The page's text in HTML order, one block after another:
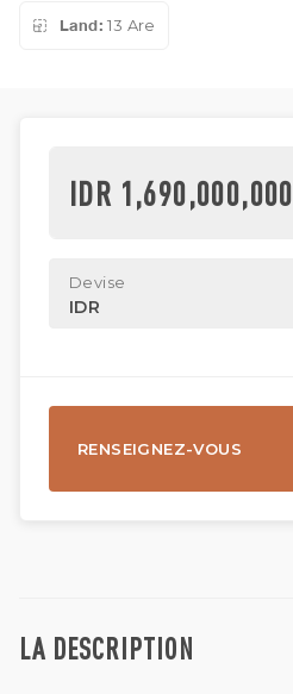
Land: 13 Are
LA DESCRIPTION
IDR 1,690,000,000
Devise
IDR
RENSEIGNEZ-VOUS